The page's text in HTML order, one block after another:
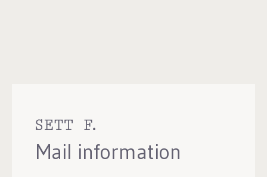
Mail information